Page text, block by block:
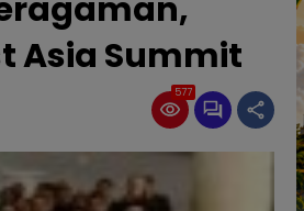
Asia Summit
577